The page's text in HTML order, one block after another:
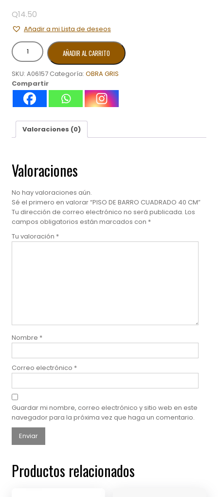
Q14.50
Añadir a mi Lista de deseos
PISO
DE
CUADRADO
40
cantidad
AÑADIR AL CARRITO
SKU: A06157 Categoría: OBRA GRIS
Compartir
Valoraciones (0)
Valoraciones
No hay valoraciones aún.
Sé el primero en valorar “PISO DE BARRO CUADRADO 40 CM”
Tu dirección de correo electrónico no será publicada. Los
campos obligatorios están marcados con *
Tu valoración *
Nombre *
Correo electrónico *
Guardar mi nombre, correo electrónico y sitio web en este
navegador para la próxima vez que haga un comentario.
Productos relacionados